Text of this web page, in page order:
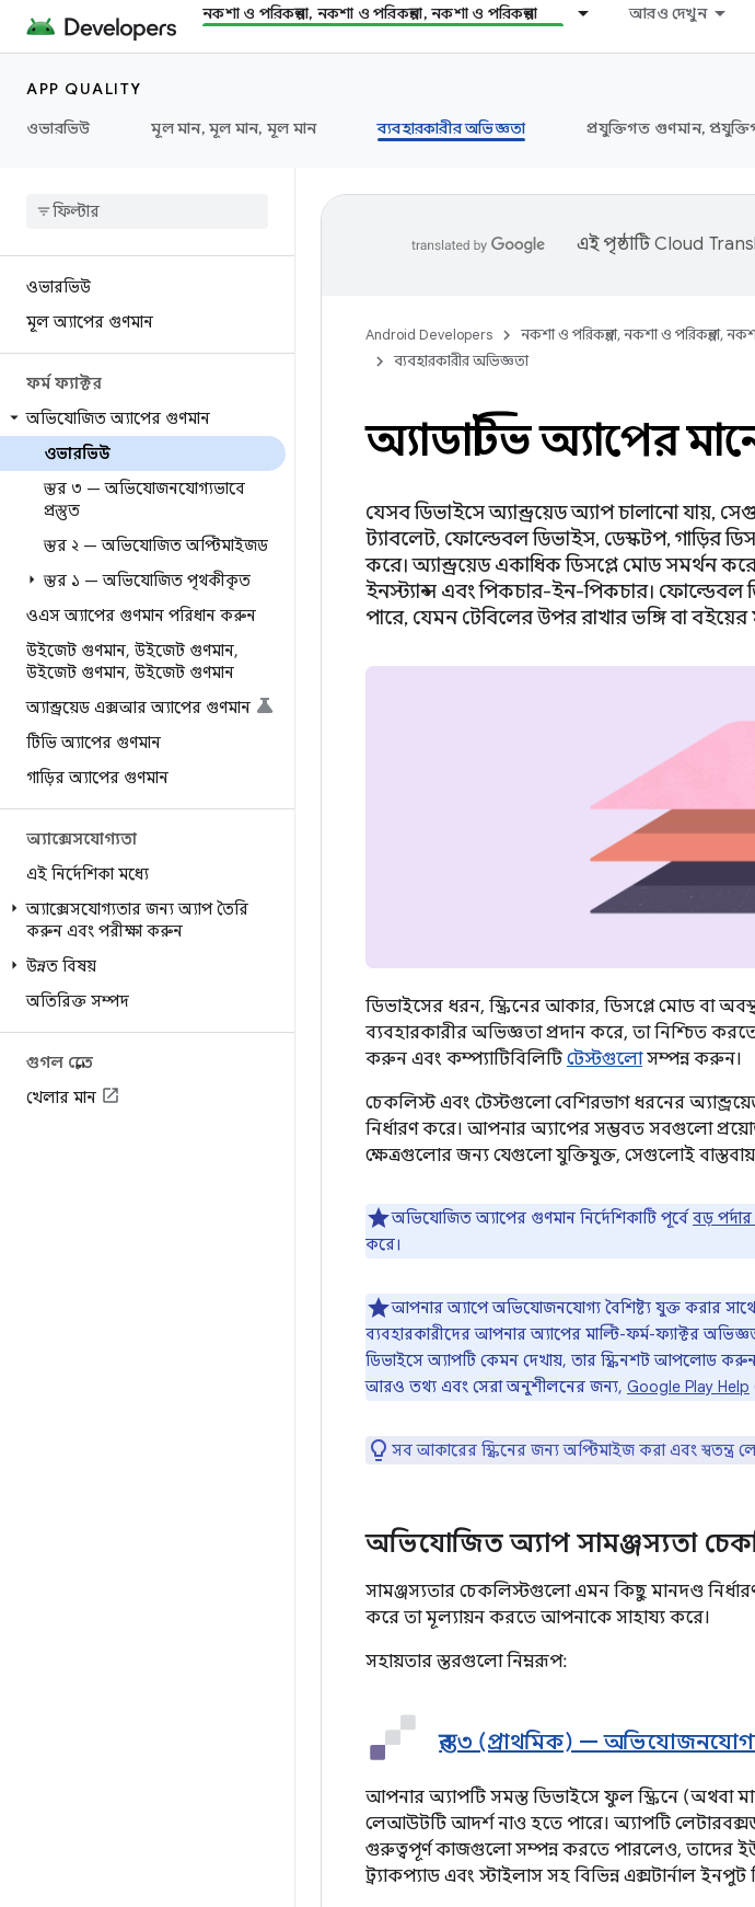
নকশা ও পরিকল্পনা, নকশা ও পরিকল্পনা, নকশা ও পরিকল্পনা আরও দেখুন
APP QUALITY
ওভারভিউ
মূল মান, মূল মান, মূল মান ব্যবহারকারীর অভিজ্ঞতা প্রযুক্তিগত গুণমান,
ওভারভিউ
মূল অ্যাপের গুণমান
ফর্ম ফ্যাক্টর
অভিযোজিত অ্যাপের গুণমান
ওভারভিউ
স্তর ৩ — অভিযোজনযোগ্যভাবে
প্রস্তুত
স্তর ২ — অভিযোজিত অপ্টিমাইজড
স্তর ১ — অভিযোজিত পৃথকীকৃত
ওএস অ্যাপের গুণমান পরিধান করুন
উইজেট গুণমান, উইজেট গুণমান,
উইজেট গুণমান, উইজেট গুণমান
অ্যান্ড্রয়েড এক্সআর অ্যাপের গুণমান
টিভি অ্যাপের গুণমান
গাড়ির অ্যাপের গুণমান
অ্যাক্সেসযোগ্যতা
এই নির্দেশিকা মধ্যে
অ্যাক্সেসযোগ্যতার জন্য অ্যাপ তৈরি
করুন এবং পরীক্ষা করুন
উন্নত বিষয়
অতিরিক্ত সম্পদ
গুগল প্লেতে
খেলার মান
এই পৃষ্ঠাটিCloud
Android Developers নকশা ও পরিকল্পনা, নকশা ও পরিকল্পনা,
ব্যবহারকারীর অভিজ্ঞতা
অ্যাডাপ্টিভ অ্যাপের
যেসব ডিভাইসে অ্যান্ড্রয়েড অ্যাপ চালানো যায়,
ট্যাবলেট, ফোল্ডেবল ডিভাইস, ডেস্কটপ, গাড়ির
করে। অ্যান্ড্রয়েড একাধিক ডিসপ্লে মোড সমর্থন
ইনস্ট্যান্স এবং পিকচার-ইন-পিকচার। ফোল্ডেবল
পারে, যেমন টেবিলের উপর রাখার ভঙ্গি বা বইয়ের
ডিভাইসের ধরন, স্ক্রিনের আকার, ডিসপ্লে মোড বা
ব্যবহারকারীর অভিজ্ঞতা প্রদান করে, তা নিশ্চিত
করুন এবং কম্প্যাটিবিলিটি টেস্টগুলোসম্পন্ন করুন।
চেকলিস্ট এবং টেস্টগুলো বেশিরভাগ ধরনের
নির্ধারণ করে। আপনার অ্যাপের সম্ভবত সবগুলো
ক্ষেত্রগুলোর জন্য যেগুলো যুক্তিযুক্ত, সেগুলোই
অভিযোজিত অ্যাপের গুণমান নির্দেশিকাটি পূর্বে বড়
করে।
আপনার অ্যাপে অভিযোজনযোগ্য বৈশিষ্ট্য যুক্ত করার
ব্যবহারকারীদের আপনার অ্যাপের মাল্টি-ফর্ম-ফ্যাক্টর
ডিভাইসে অ্যাপটি কেমন দেখায়, তার স্ক্রিনশট আপলোড
আরও তথ্য এবং সেরা অনুশীলনের জন্য, Google Play Help
সব আকারের স্ক্রিনের জন্য অপ্টিমাইজ করা এবং
অভিযোজিত অ্যাপ সামঞ্জস্যতা
সামঞ্জস্যতার চেকলিস্টগুলো এমন কিছু মানদণ্ড
করে তা মূল্যায়ন করতে আপনাকে সাহায্য করে।
সহায়তার স্তরগুলো নিম্নরূপ:
স্তর ৩ (প্রাথমিক) —
আপনার অ্যাপটি সমস্ত ডিভাইসে ফুল স্ক্রিনে (অথবা
লেআউটটি আদর্শ নাও হতে পারে। অ্যাপটি
গুরুত্বপূর্ণ কাজগুলো সম্পন্ন করতে পারলেও, তাদের
ট্র্যাকপ্যাড এবং স্টাইলাস সহ বিভিন্ন এক্সটার্নাল